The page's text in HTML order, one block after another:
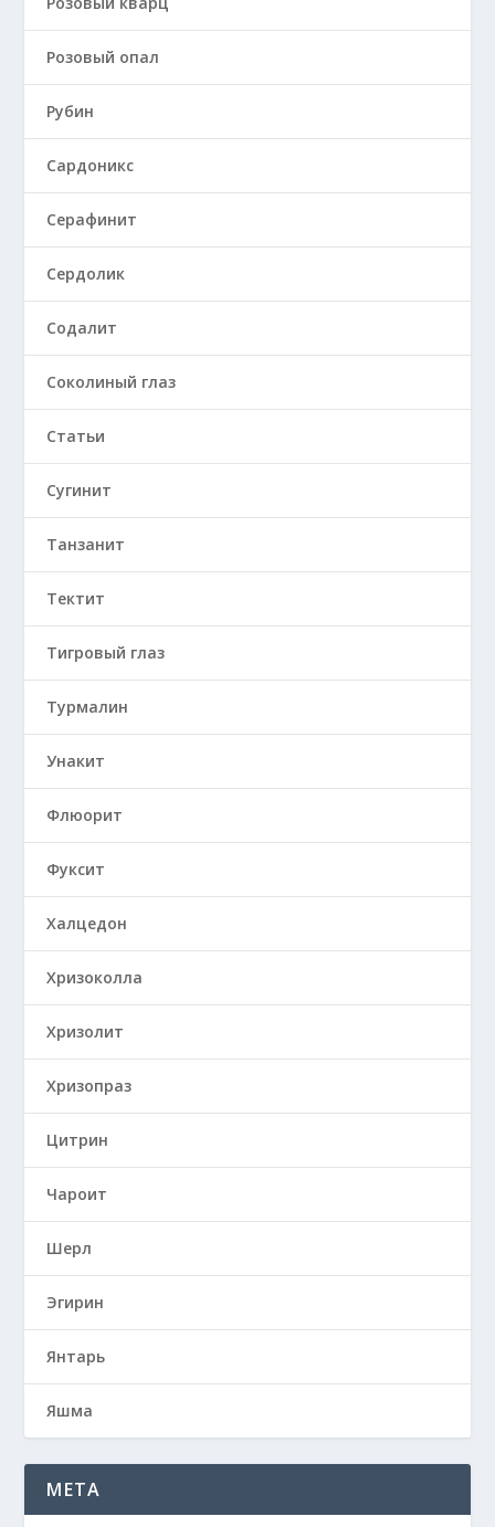
Розовый опал
Рубин
Сардоникс
Серафинит
Сердолик
Содалит
Соколиный глаз
Статьи
Сугинит
Танзанит
Тектит
Тигровый глаз
Турмалин
Унакит
Флюорит
Фуксит
Халцедон
Хризоколла
Хризолит
Хризопраз
Цитрин
Чароит
Шерл
Эгирин
Янтарь
Яшма
META